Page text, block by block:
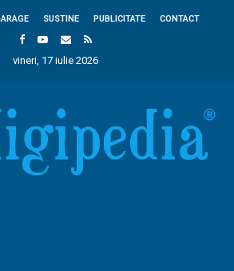
SUSTINE PUBLICITATE CONTACT
vineri, 17 iulie 2026